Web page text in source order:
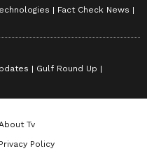
Fact Check News
Gulf Round Up
Tv
Privacy Policy